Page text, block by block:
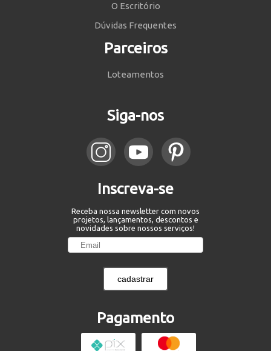
O Escritório
Dúvidas Frequentes
Parceiros
Loteamentos
Siga-nos
Inscreva-se
Receba nossa newsletter com novos
projetos, lançamentos, descontos e
novidades sobre nossos serviços!
cadastrar
Pagamento